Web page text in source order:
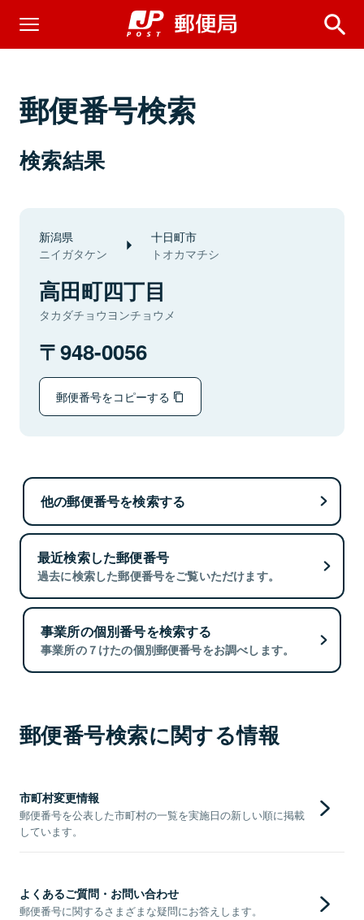
郵便番号検索
検索結果
新潟県
ニイガタケン
十日町市
トオカマチシ
高田町四丁目
タカダチョウヨンチョウメ
948-0056
郵便番号をコピーする
他の郵便番号を検索する
最近検索した郵便番号
過去に検索した郵便番号をご覧いただけます。
事業所の個別番号を検索する
事業所の７けたの個別郵便番号をお調べします。
郵便番号検索に関する情報
市町村変更情報
郵便番号を公表した市町村の一覧を実施日の新しい順に掲載
しています。
よくあるご質問・お問い合わせ
郵便番号に関するさまざまな疑問にお答えします。